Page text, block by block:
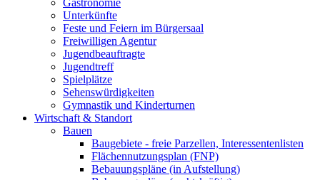
Gastronomie
Unterkünfte
Feste und Feiern im Bürgersaal
Freiwilligen Agentur
Jugendbeauftragte
Jugendtreff
Spielplätze
Sehenswürdigkeiten
Gymnastik und Kinderturnen
Wirtschaft & Standort
Bauen
Baugebiete - freie Parzellen, Interessentenlisten
Flächennutzungsplan (FNP)
Bebauungspläne (in Aufstellung)